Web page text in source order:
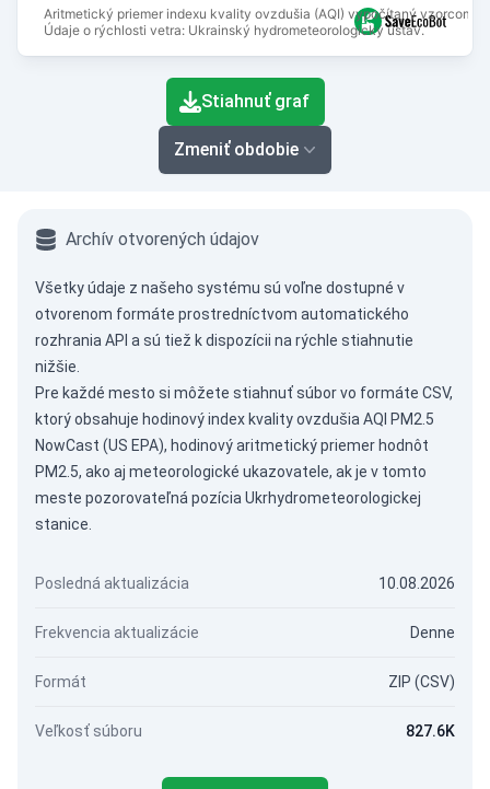
Aritmetický priemer indexu kvality ovzdušia (AQI) vypočítaný vzorcom
Údaje o rýchlosti vetra: Ukrainský hydrometeorologický ústav.
End of interactive chart.
Stiahnuť graf
Zmeniť obdobie
Archív otvorených údajov
Všetky údaje z našeho systému sú voľne dostupné v
otvorenom formáte prostredníctvom automatického
rozhrania API a sú tiež k dispozícii na rýchle stiahnutie
nižšie.
Pre každé mesto si môžete stiahnuť súbor vo formáte CSV,
ktorý obsahuje hodinový index kvality ovzdušia AQI PM2.5
NowCast (US EPA), hodinový aritmetický priemer hodnôt
PM2.5, ako aj meteorologické ukazovatele, ak je v tomto
meste pozorovateľná pozícia Ukrhydrometeorologickej
stanice.
Posledná aktualizácia 10.08.2026
Frekvencia aktualizácie Denne
Formát ZIP (CSV)
Veľkosť súboru 827.6K